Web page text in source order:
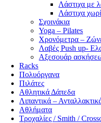
Λάστιχα με
Λάστιχα
Σχοινάκια
Yoga – Pilates
Χρονόμετρα –
Λαβές Push up-
Αξεσουάρ
Racks
Πολυόργανα
Πιλάτες
Αθλητικά Δάπεδα
Λιπαντικά –
Αθλήματα
Τροχαλίες / Smith /